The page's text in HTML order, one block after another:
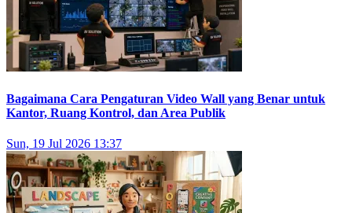
Bagaimana Cara Pengaturan Video Wall yang Benar untuk
Kantor, Ruang Kontrol, dan Area Publik
Sun, 19 Jul 2026 13:37